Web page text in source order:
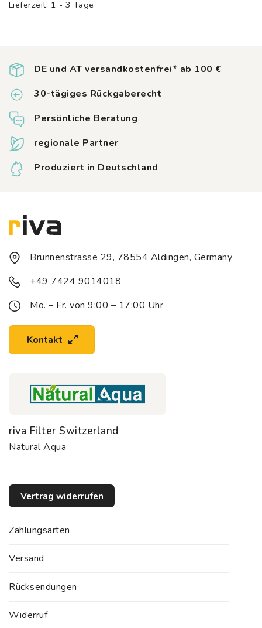
auf.
der
Produktseite
gewählt
werden
Lieferzeit: 1 - 3 Tage
DE und AT versandkostenfrei* ab 100 €
30-tägiges Rückgaberecht
Persönliche Beratung
regionale Partner
Produziert in Deutschland
Brunnenstrasse 29, 78554 Aldingen, Germany
+49 7424 9014018
Mo. – Fr. von 9:00 – 17:00 Uhr
Kontakt
riva Filter Switzerland
Natural Aqua
Vertrag widerrufen
Zahlungsarten
Versand
Rücksendungen
Widerruf